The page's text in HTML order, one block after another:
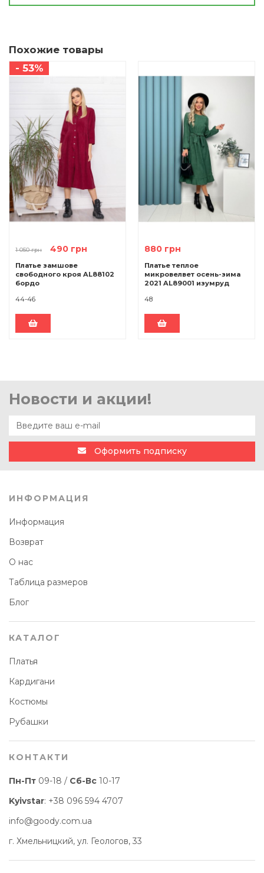
Похожие товары
- 53%
1 050 грн 490 грн
Платье замшове
свободного кроя AL88102
бордо
44-46
880 грн
Платье теплое
микровелвет осень-зима
2021 AL89001 изумруд
48
Новости и акции!
Оформить подписку
ИНФОРМАЦИЯ
Информация
Возврат
О нас
Таблица размеров
Блог
КАТАЛОГ
Платья
Кардигани
Костюмы
Рубашки
КОНТАКТИ
Пн-Пт 09-18 / Сб-Вс 10-17
Kyivstar: +38 096 594 4707
info@goody.com.ua
г. Хмельницкий, ул. Геологов, 33